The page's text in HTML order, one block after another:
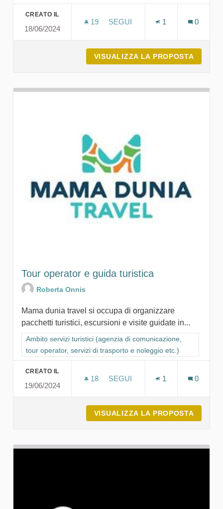
CREATO IL
18/06/2024
19 19 SOSTENITORI
SEGUI
1 0
VISUALIZZA LA PROPOSTA
Tour operator e guida turistica
Roberta Onnis
Mama dunia travel si occupa di organizzare
pacchetti turistici, escursioni e visite guidate in...
Filtra i risultati per categoria: Ambito servizi turistici (agenzia
Ambito servizi turistici (agenzia di comunicazione,
tour operator, servizi di trasporto e noleggio etc.)
CREATO IL
19/06/2024
18 18 SOSTENITORI
SEGUI
1 0
VISUALIZZA LA PROPOSTA